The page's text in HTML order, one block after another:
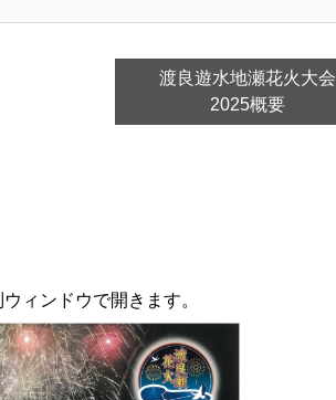
渡良遊水地瀬花火大会
2025概要
ィンドウで開きます。